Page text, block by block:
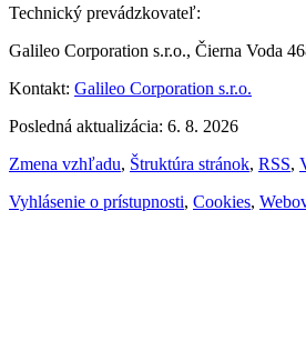
Technický prevádzkovateľ:
Galileo Corporation s.r.o., Čierna Voda
Kontakt: Galileo Corporation s.r.o.
Posledná aktualizácia: 6. 8. 2026
Zmena vzhľadu, Štruktúra stránok, RSS,
Vyhlásenie o prístupnosti, Cookies,